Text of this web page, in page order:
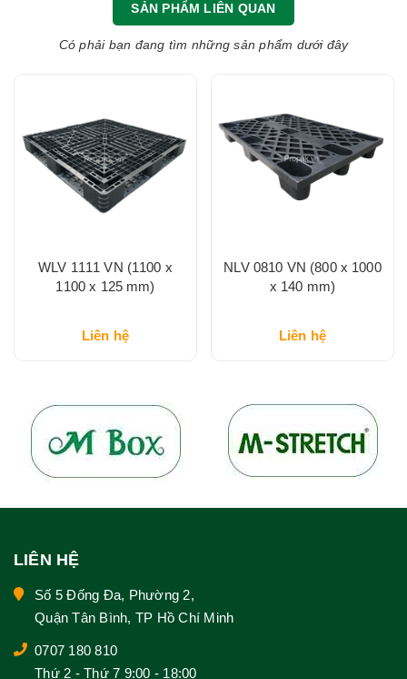
SẢN PHẨM LIÊN QUAN
Có phải bạn đang tìm những sản phẩm dưới đây
WLV 1111 VN (1100 x
1100 x 125 mm)
Liên hệ
NLV 0810 VN (800 x 1000
x 140 mm)
Liên hệ
LIÊN HỆ
Số 5 Đống Đa, Phường 2,
Quận Tân Bình, TP Hồ Chí Minh
0707 180 810
Thứ 2 - Thứ 7 9:00 - 18:00